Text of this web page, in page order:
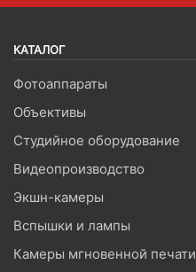
КАТАЛОГ
Фотоаппараты
Объективы
Студийное оборудование
Видеопроизводство
Экшн-камеры
Вспышки и лампы
Камеры мгновенной печати